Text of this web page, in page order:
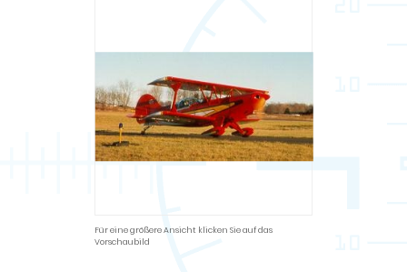
Für eine größere Ansicht klicken Sie auf das
Vorschaubild